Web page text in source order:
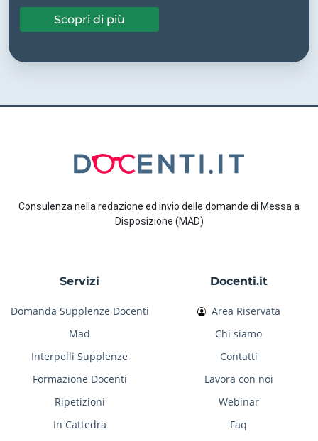
Scopri di più
Consulenza nella redazione ed invio delle domande di Messa a
Disposizione (MAD)
Servizi
Domanda Supplenze Docenti
Mad
Interpelli Supplenze
Formazione Docenti
Ripetizioni
In Cattedra
Docenti.it
Area Riservata
Chi siamo
Contatti
Lavora con noi
Webinar
Faq